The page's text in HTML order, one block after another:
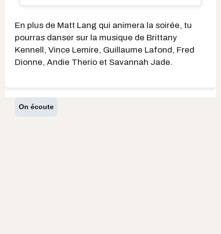
En plus de Matt Lang qui animera la soirée, tu
pourras danser sur la musique de Brittany
Kennell, Vince Lemire, Guillaume Lafond, Fred
Dionne, Andie Therio et Savannah Jade.
On écoute